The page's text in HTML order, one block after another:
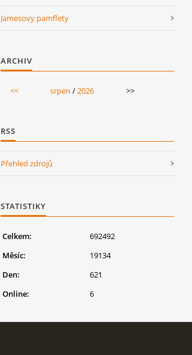
Jamesovy pamflety
ARCHIV
<< srpen /2026 >>
RSS
Přehled zdrojů
STATISTIKY
Online: 6
Celkem:
692492
Měsíc:
19134
Den:
621